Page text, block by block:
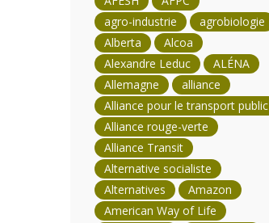
agro-industrie
agrobiologie
Alberta
Alcoa
Alexandre Leduc
ALÉNA
Allemagne
alliance
Alliance pour le transport public
Alliance rouge-verte
Alliance Transit
Alternative socialiste
Alternatives
Amazon
American Way of Life